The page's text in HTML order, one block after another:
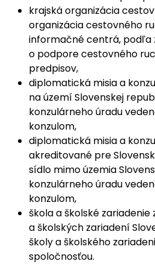
krajská organizácia
organizácia cestovného
informačné centrá, podľa
o podpore cestovného
predpisov,
diplomatická misia a
na území Slovenskej
konzulárneho úradu
konzulom,
diplomatická misia a
akreditované pre
sídlo mimo územia
konzulárneho úradu
konzulom,
škola a školské
a školských zariadení
školy a školského
spoločnosťou.